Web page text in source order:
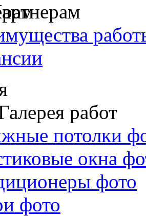
работ
потолки
окна
фото
фото